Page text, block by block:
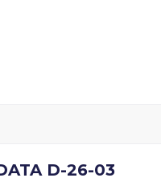
D-26-03